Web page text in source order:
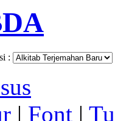
:
| Font |